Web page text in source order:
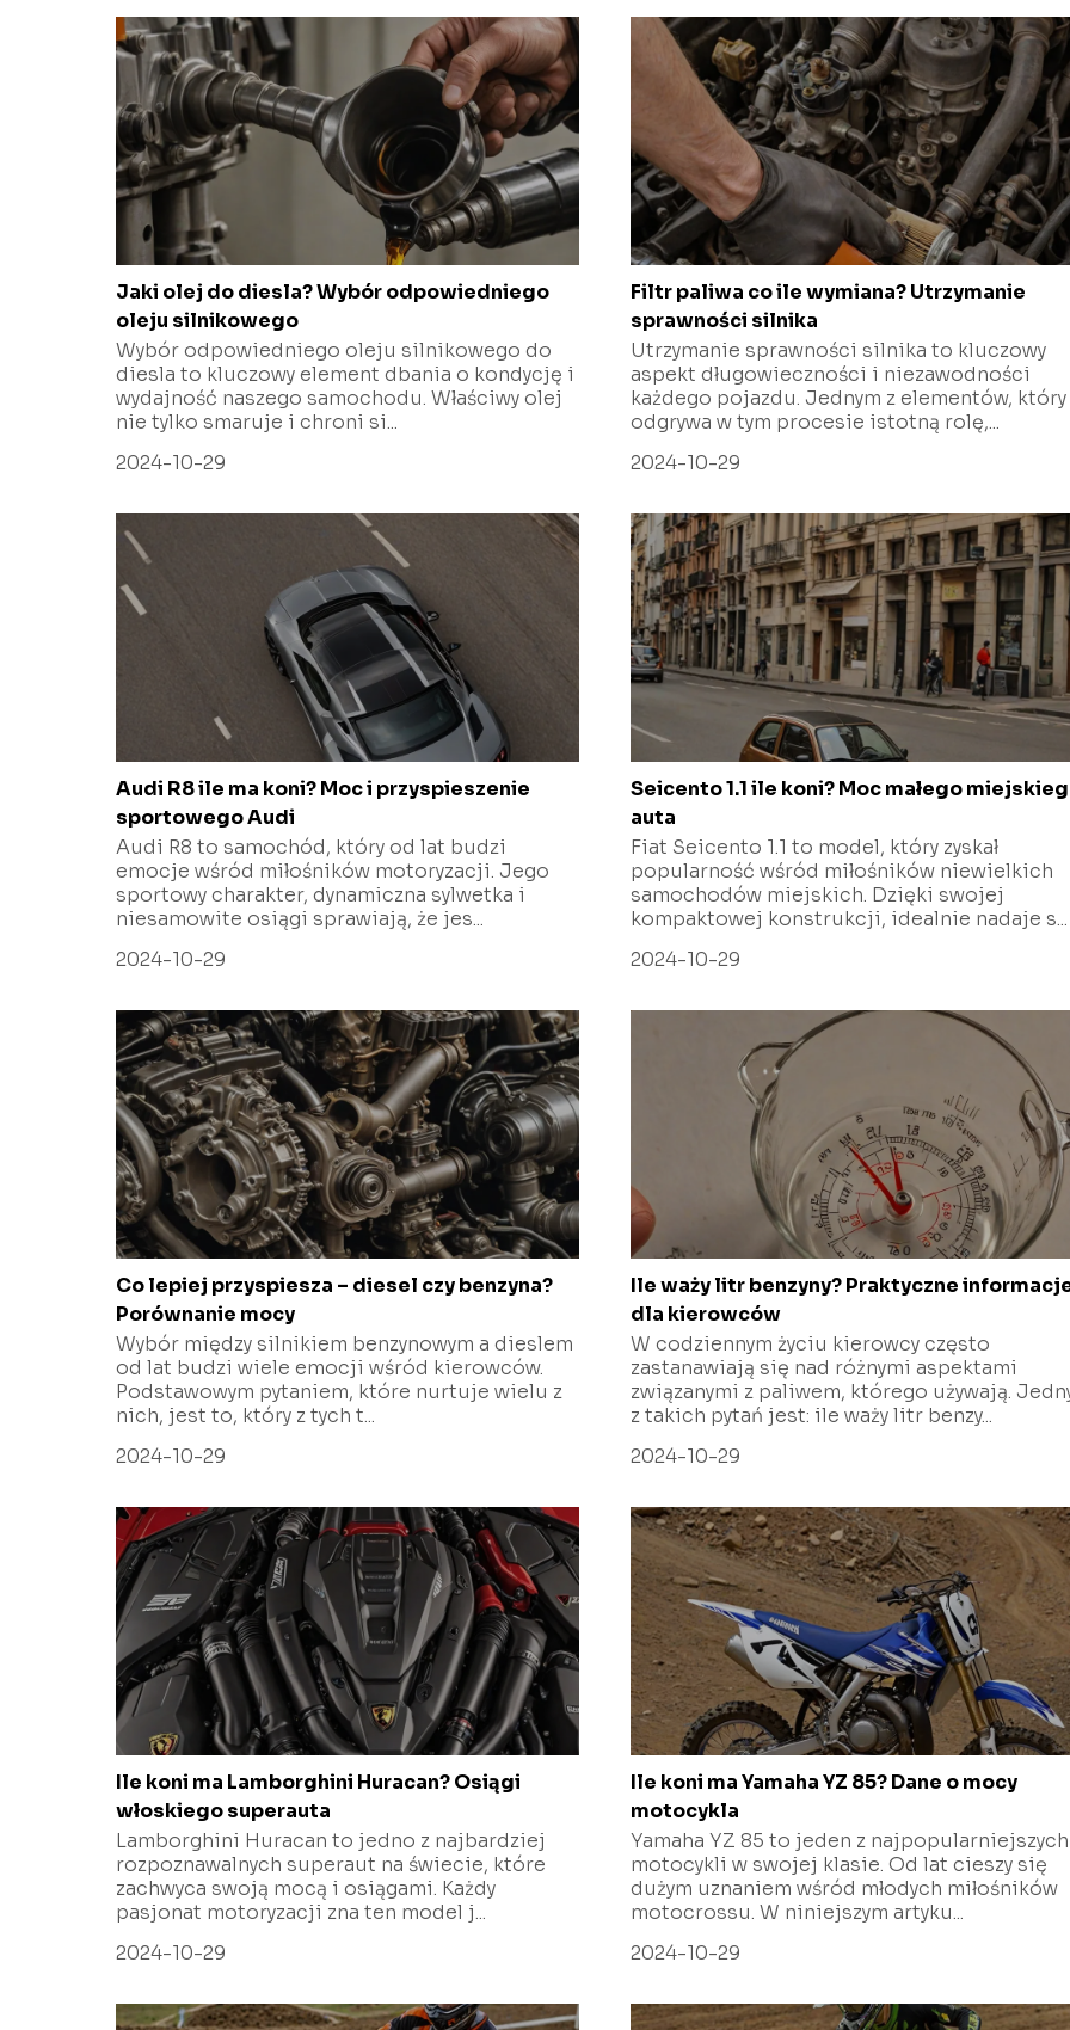
Jaki olej do diesla? Wybór odpowiedniego
oleju silnikowego
Wybór odpowiedniego oleju silnikowego do
diesla to kluczowy element dbania o kondycję i
wydajność naszego samochodu. Właściwy olej
nie tylko smaruje i chroni si...
2024-10-29
Filtr paliwa co ile wymiana? Utrzymanie
sprawności silnika
Utrzymanie sprawności silnika to kluczowy
aspekt długowieczności i niezawodności
każdego pojazdu. Jednym z elementów, który
odgrywa w tym procesie istotną rolę,...
2024-10-29
Audi R8 ile ma koni? Moc i przyspieszenie
sportowego Audi
Audi R8 to samochód, który od lat budzi
emocje wśród miłośników motoryzacji. Jego
sportowy charakter, dynamiczna sylwetka i
niesamowite osiągi sprawiają, że jes...
2024-10-29
Seicento 1.1 ile koni? Moc małego
auta
Fiat Seicento 1.1 to model, który zyskał
popularność wśród miłośników niewielkich
samochodów miejskich. Dzięki swojej
kompaktowej konstrukcji, idealnie nadaje s...
2024-10-29
Co lepiej przyspiesza – diesel czy benzyna?
Porównanie mocy
Wybór między silnikiem benzynowym a dieslem
od lat budzi wiele emocji wśród kierowców.
Podstawowym pytaniem, które nurtuje wielu z
nich, jest to, który z tych t...
2024-10-29
Ile waży litr benzyny? Praktyczne
dla kierowców
W codziennym życiu kierowcy często
zastanawiają się nad różnymi aspektami
związanymi z paliwem, którego używają.
z takich pytań jest: ile waży litr benzy...
2024-10-29
Ile koni ma Lamborghini Huracan? Osiągi
włoskiego superauta
Lamborghini Huracan to jedno z najbardziej
rozpoznawalnych superaut na świecie, które
zachwyca swoją mocą i osiągami. Każdy
pasjonat motoryzacji zna ten model j...
2024-10-29
Ile koni ma Yamaha YZ 85? Dane o mocy
motocykla
Yamaha YZ 85 to jeden z najpopularniejszych
motocykli w swojej klasie. Od lat cieszy się
dużym uznaniem wśród młodych miłośników
motocrossu. W niniejszym artyku...
2024-10-29